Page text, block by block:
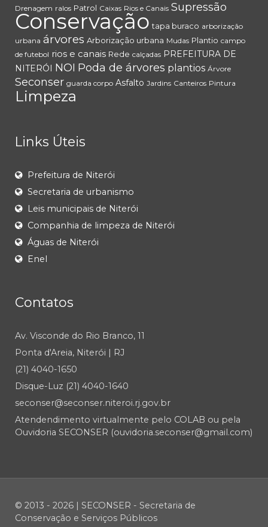
Drenagem ralos Patrol Caixas Rios e Canais Supressão
Conservação tapa buraco arborização
urbana árvores Arborização urbana Mudas Plantio campo
de futebol rios e canais Rede calçadas PREFEITURA DE
NITERÓI
NOI Poda de árvores plantios Árvore
Seconser guarda corpo Asfalto Jardins Canteiros Pintura
Limpeza
Links Úteis
Prefeitura de Niterói
Secretaria de urbanismo
Leis municipais de Niterói
Companhia de limpeza de Niterói
Águas de Niterói
Enel
Contatos
Av. Visconde do Rio Branco, 11
Ponta d'Areia, Niterói | RJ
(21) 4040-1650
Disque-Luz (21) 4040-1640
seconser@seconser.niteroi.rj.gov.br
Atendendimento virtualmente pelo COLAB ou pela
Ouvidoria SECONSER (ouvidoria.seconser@gmail.com)
© 2013 - 2026 | SECONSER - Secretaria de
Conservação e Serviços Públicos